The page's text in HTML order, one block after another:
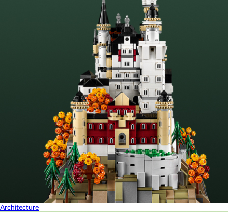
Architecture